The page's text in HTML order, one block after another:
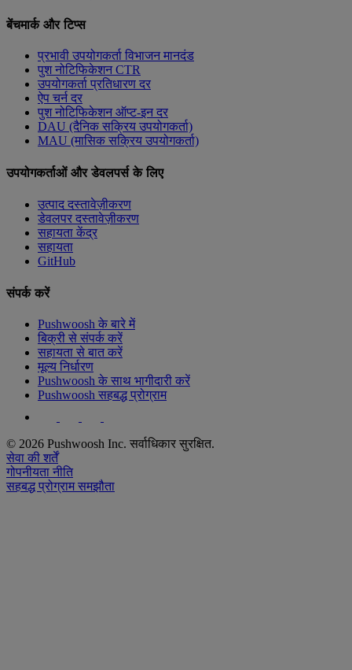
बेंचमार्क और टिप्स
प्रभावी उपयोगकर्ता विभाजन मानदंड
पुश नोटिफिकेशन CTR
उपयोगकर्ता प्रतिधारण दर
ऐप चर्न दर
पुश नोटिफिकेशन ऑप्ट-इन दर
DAU (दैनिक सक्रिय उपयोगकर्ता)
MAU (मासिक सक्रिय उपयोगकर्ता)
उपयोगकर्ताओं और डेवलपर्स के लिए
उत्पाद दस्तावेज़ीकरण
डेवलपर दस्तावेज़ीकरण
सहायता केंद्र
सहायता
GitHub
संपर्क करें
Pushwoosh के बारे में
बिक्री से संपर्क करें
सहायता से बात करें
मूल्य निर्धारण
Pushwoosh के साथ भागीदारी करें
Pushwoosh सहबद्ध प्रोग्राम
© 2026 Pushwoosh Inc. सर्वाधिकार सुरक्षित.
सेवा की शर्तें
गोपनीयता नीति
सहबद्ध प्रोग्राम समझौता